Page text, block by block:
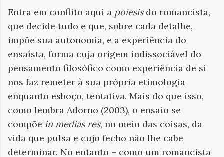
Entra em conflito aqui a poiesis do romancista,
que decide tudo e que, sobre cada detalhe,
impõe sua autonomia, e a experiência do
ensaísta, forma cuja origem indissociável do
pensamento filosófico como experiência de si
nos faz remeter à sua própria etimologia
enquanto esboço, tentativa. Mais do que isso,
como lembra Adorno (2003), o ensaio se
compõe in medias res, no meio das coisas, da
vida que pulsa e cujo fecho não lhe cabe
determinar. No entanto – como um romancista